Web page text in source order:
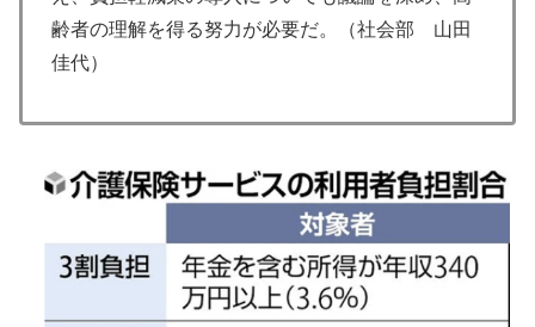
齢者の理解を得る努力が必要だ。（社会部 山田
佳代）